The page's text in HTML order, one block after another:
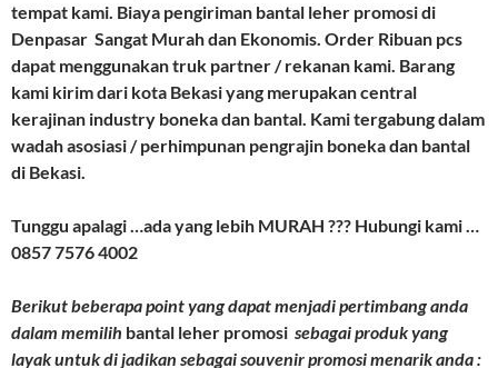
tempat kami. Biaya pengiriman bantal leher promosi di
Denpasar Sangat Murah dan Ekonomis. Order Ribuan pcs
dapat menggunakan truk partner / rekanan kami. Barang
kami kirim dari kota Bekasi yang merupakan central
kerajinan industry boneka dan bantal. Kami tergabung dalam
wadah asosiasi / perhimpunan pengrajin boneka dan bantal
di Bekasi.
Tunggu apalagi …ada yang lebih MURAH ??? Hubungi kami …
0857 7576 4002
Berikut beberapa point yang dapat menjadi pertimbang anda
dalam memilih bantal leher promosi sebagai produk yang
layak untuk di jadikan sebagai souvenir promosi menarik anda :